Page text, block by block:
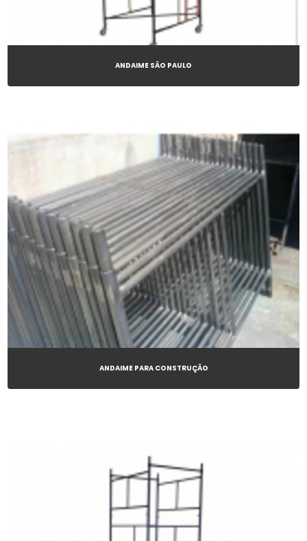
ANDAIME SÃO PAULO
ANDAIME PARA CONSTRUÇÃO